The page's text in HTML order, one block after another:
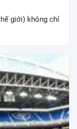
giới) không chỉ